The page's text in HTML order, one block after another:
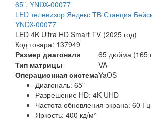
LED телевизор Яндекс ТВ Станция
YNDX-00077
LED 4K Ultra HD Smart TV (2025 год)
Код товара: 137949
Размер диагонали
65 дюйма (165
Тип матрицы
VA
Операционная системаYaOS
Диагональ: 65"
Разрешение HD: 4K UHD
Частота обновления экрана: 60 Гц
Яркость: 400 кд/м²